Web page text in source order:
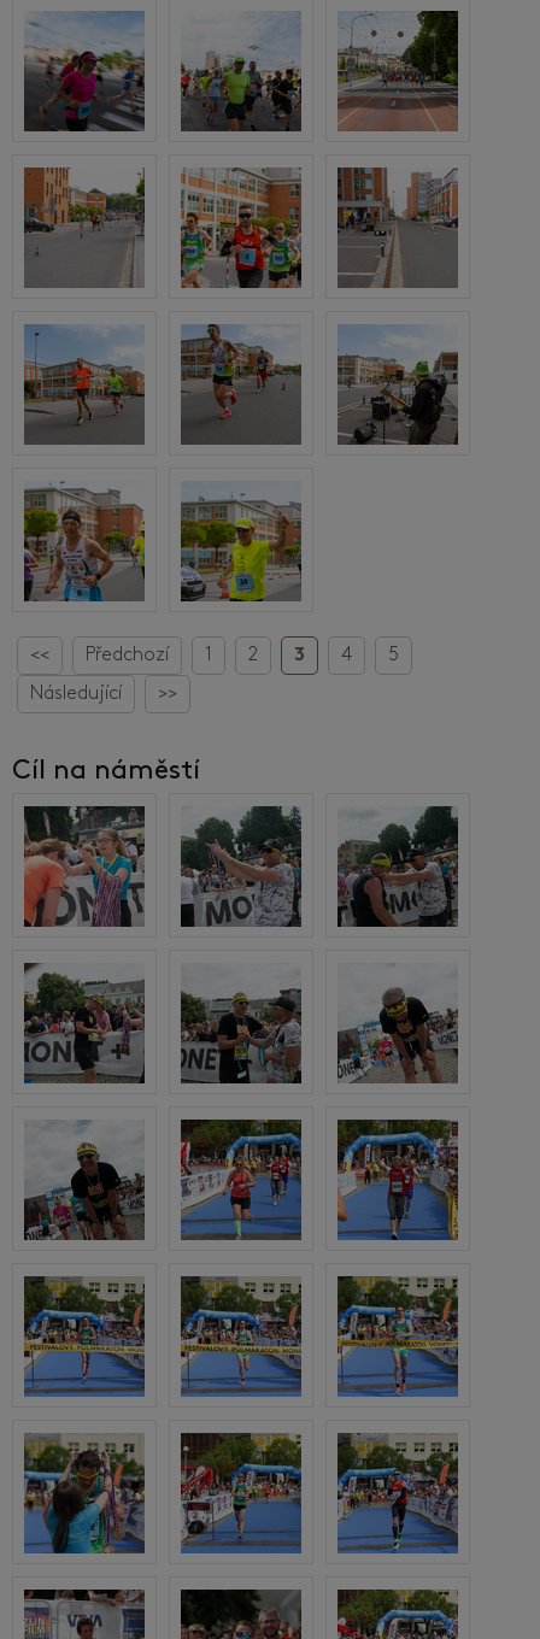
<< Předchozí 1 2 3 4
5
Následující
>>
Cíl na náměstí